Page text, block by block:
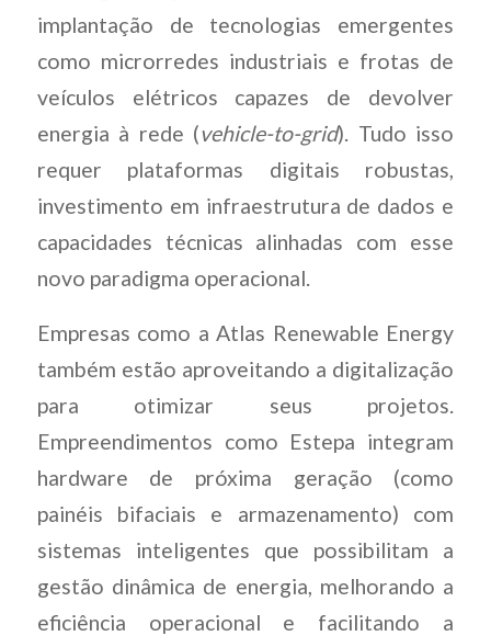
implantação de tecnologias emergentes
como microrredes industriais e frotas de
veículos elétricos capazes de devolver
energia à rede (vehicle-to-grid). Tudo isso
requer plataformas digitais robustas,
investimento em infraestrutura de dados e
capacidades técnicas alinhadas com esse
novo paradigma operacional.
Empresas como a Atlas Renewable Energy
também estão aproveitando a digitalização
para otimizar seus projetos.
Empreendimentos como Estepa integram
hardware de próxima geração (como
painéis bifaciais e armazenamento) com
sistemas inteligentes que possibilitam a
gestão dinâmica de energia, melhorando a
eficiência operacional e facilitando a